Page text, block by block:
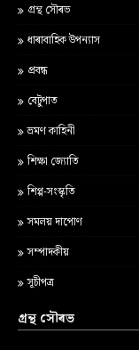
গ্ৰন্থ স‍ৌৰভ
ধাৰাবাহিক উপন্যাস
প্ৰবন্ধ
বেটুপাত
ভ্ৰমণ কাহিনী
শ‍িক্ষা জ্য‍োত‍ি
শিপ্প-সংস্কৃতি
সমলয় দাপোণ
সম্পাদকীয়
সূচীপত্ৰ
গ্ৰন্থ সৌৰভ